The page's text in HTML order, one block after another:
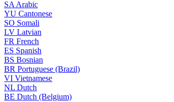
SA Arabic
YU Cantonese
SO Somali
LV Latvian
FR French
ES Spanish
BS Bosnian
BR Portuguese (Brazil)
VI Vietnamese
NL Dutch
BE Dutch (Belgium)